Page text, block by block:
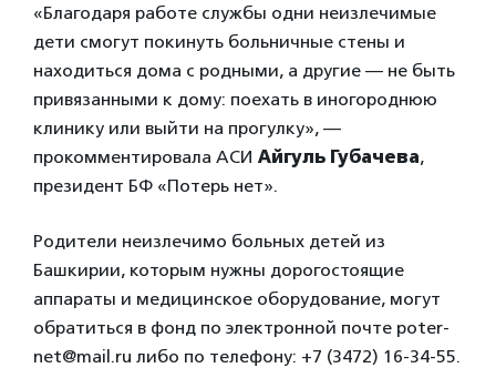
«Благодаря работе службы одни неизлечимые
дети смогут покинуть больничные стены и
находиться дома с родными, а другие — не быть
привязанными к дому: поехать в иногороднюю
клинику или выйти на прогулку», —
прокомментировала АСИ Айгуль Губачева,
президент БФ «Потерь нет».
Родители неизлечимо больных детей из
Башкирии, которым нужны дорогостоящие
аппараты и медицинское оборудование, могут
обратиться в фонд по электронной почте poter-
net@mail.ru либо по телефону: +7 (3472) 16-34-55.